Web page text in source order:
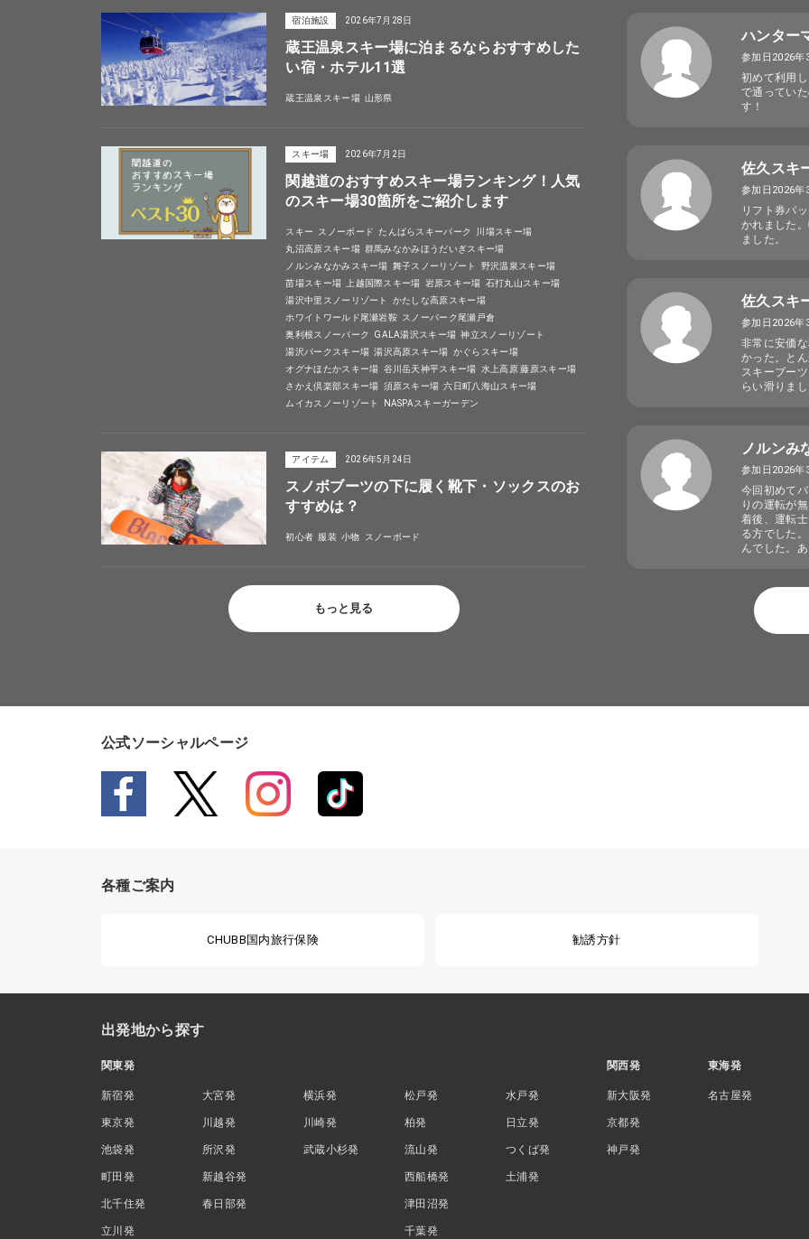
宿泊施設 2026年7月28日
蔵王温泉スキー場に泊まるならおすすめした
い宿・ホテル11選
蔵王温泉スキー場 山形県
スキー場 2026年7月2日
関越道のおすすめスキー場ランキング！人気
のスキー場30箇所をご紹介します
スキー スノーボード たんばらスキーパーク
川場スキー場
丸沼高原スキー場 群馬みなかみほうだいぎスキー場
ノルンみなかみスキー場 舞子スノーリゾート
野沢温泉スキー場
苗場スキー場
上越国際スキー場 岩原スキー場 石打丸山スキー場
湯沢中里スノーリゾート
かたしな高原スキー場
ホワイトワールド尾瀬岩鞍 スノーパーク尾瀬戸倉
奥利根スノーパーク
GALA湯沢スキー場 神立スノーリゾート
湯沢パークスキー場 湯沢高原スキー場 かぐらスキー場
オグナほたかスキー場 谷川岳天神平スキー場 水上高原 藤原スキー場
さかえ倶楽部スキー場 須原スキー場 六日町八海山スキー場
ムイカスノーリゾート
NASPAスキーガーデン
アイテム 2026年5月24日
スノボブーツの下に履く靴下・ソックスのお
すすめは？
初心者 服装 小物 スノーボード
もっと見る
ハンター
参加日2026年
初めて利用
で通ってい
す！
佐久スキ
参加日2026年
リフト券パ
かれました
ました。
佐久スキ
参加日2026年
非常に安価
かった。と
スキーブー
らい滑りま
ノルンみ
参加日2026年
今回初めて
りの運転が
着後、運転
る方でした
んでした。
公式ソーシャルページ
各種ご案内
CHUBB国内旅行保険 勧誘方針
出発地から探す
関東発
新宿発
東京発
池袋発
町田発
北千住発
立川発
大宮発
川越発
所沢発
新越谷発
春日部発
横浜発
川崎発
武蔵小杉発
松戸発
柏発
流山発
西船橋発
津田沼発
千葉発
水戸発
日立発
つくば発
土浦発
関西発
新大阪発
京都発
神戸発
東海発
名古屋発